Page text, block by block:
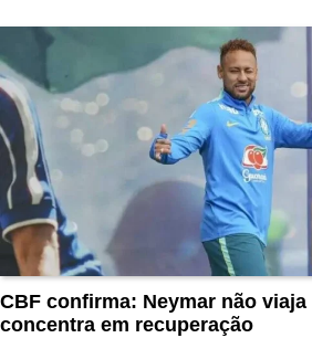
CBF confirma: Neymar não
concentra em recuperação